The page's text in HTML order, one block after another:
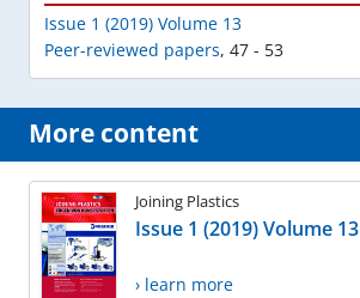
Issue 1 (2019) Volume 13
Peer-reviewed papers, 47 - 53
More content
Joining Plastics
Issue 1 (2019) Volume 13
› learn more